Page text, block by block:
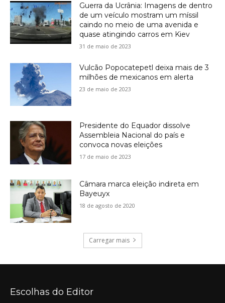
Guerra da Ucrânia: Imagens de dentro
de um veículo mostram um míssil
caindo no meio de uma avenida e
quase atingindo carros em Kiev
31 de maio de 2023
Vulcão Popocatepetl deixa mais de 3
milhões de mexicanos em alerta
23 de maio de 2023
Presidente do Equador dissolve
Assembleia Nacional do país e
convoca novas eleições
17 de maio de 2023
Câmara marca eleição indireta em
Bayeuyx
18 de agosto de 2020
Carregar mais
Escolhas do Editor